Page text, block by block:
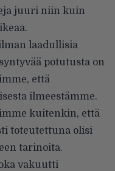
juuri niin kuin
laadullisia
potutusta on
että
ilmeestämme.
kuitenkin, että
toteutettuna olisi
tarinoita.
vakuutti